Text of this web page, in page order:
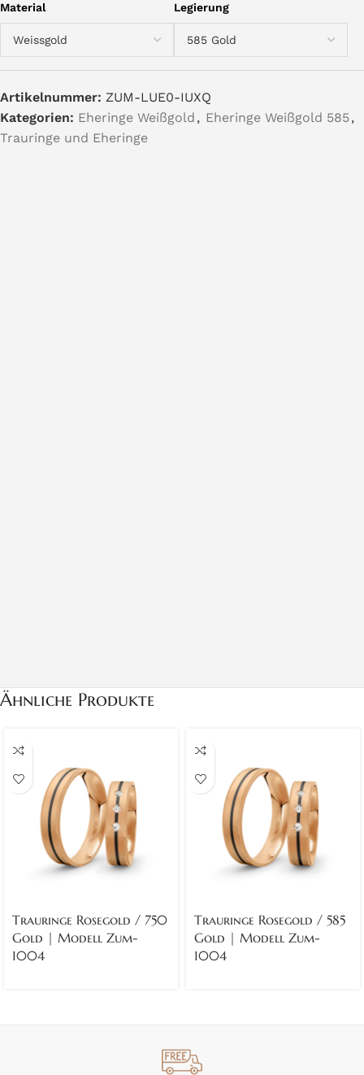
Material Legierung
Artikelnummer: ZUM-LUE0-IUXQ
Kategorien: Eheringe Weißgold , Eheringe Weißgold 585,
Trauringe und Eheringe
Ähnliche Produkte
Trauringe Rosegold / 750
Gold | Modell Zum-
1004
Trauringe Rosegold / 585
Gold | Modell Zum-
1004